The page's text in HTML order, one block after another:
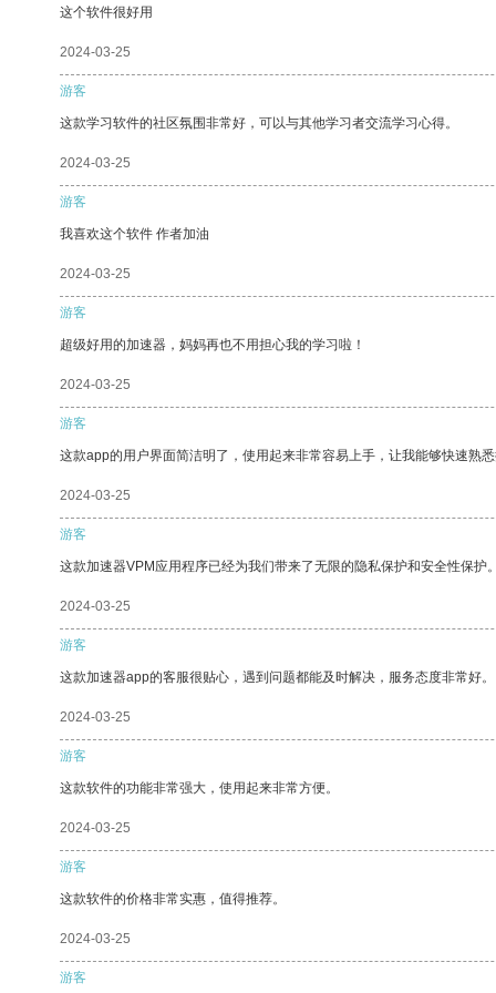
这个软件很好用
2024-03-25
游客
这款学习软件的社区氛围非常好，可以与其他学习者交流学习心得。
2024-03-25
游客
我喜欢这个软件 作者加油
2024-03-25
游客
超级好用的加速器，妈妈再也不用担心我的学习啦！
2024-03-25
游客
这款app的用户界面简洁明了，使用起来非常容易上手，让我能够快速熟
2024-03-25
游客
这款加速器VPM应用程序已经为我们带来了无限的隐私保护和安全性保护
2024-03-25
游客
这款加速器app的客服很贴心，遇到问题都能及时解决，服务态度非常好。
2024-03-25
游客
这款软件的功能非常强大，使用起来非常方便。
2024-03-25
游客
这款软件的价格非常实惠，值得推荐。
2024-03-25
游客